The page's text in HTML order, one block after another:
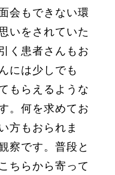
会もできない環
いをされていた
く患者さんもお
には少しでも
もらえるような
。何を求めてお
方もおられま
察です。普段と
ちらから寄って